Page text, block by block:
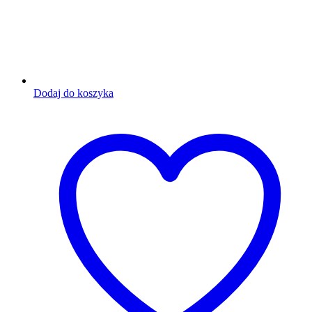
Dodaj do koszyka